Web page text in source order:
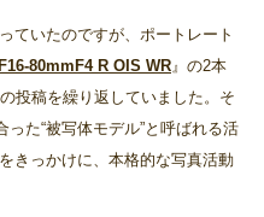
ていたのですが、ポートレート
80mmF4 R OIS WR 』の2本
投稿を繰り返していました。そ
た“被写体モデル”と呼ばれる活
きっかけに、本格的な写真活動